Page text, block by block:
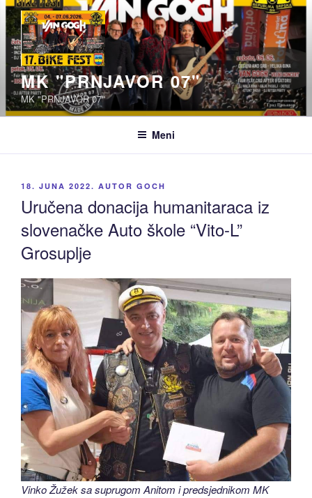
Idi
na
sadržaj
MK "PRNJAVOR 07"
MK "PRNJAVOR 07"
Meni
OBJAVLJENO
18. JUNA 2022. AUTOR GOCH
Uručena donacija humanitaraca iz
slovenačke Auto škole “Vito-L”
Grosuplje
Vinko Žužek sa suprugom Anitom i predsjednikom MK